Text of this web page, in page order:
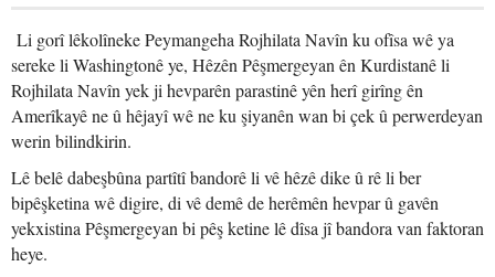
Li gorî lêkolîneke Peymangeha Rojhilata Navîn ku ofîsa wê ya
sereke li Washingtonê ye, Hêzên Pêşmergeyan ên Kurdistanê li
Rojhilata Navîn yek ji hevparên parastinê yên herî girîng ên
Amerîkayê ne û hêjayî wê ne ku şiyanên wan bi çek û perwerdeyan
werin bilindkirin.
Lê belê dabeşbûna partîtî bandorê li vê hêzê dike û rê li ber
bipêşketina wê digire, di vê demê de herêmên hevpar û gavên
yekxistina Pêşmergeyan bi pêş ketine lê dîsa jî bandora van faktoran
heye.